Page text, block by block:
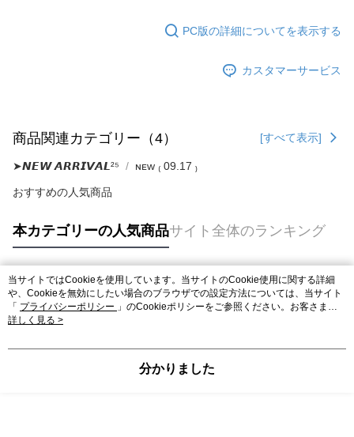
PC版の詳細についてを表示する
カスタマーサービス
商品関連カテゴリー（4） [すべて表示]
➤𝙉𝙀𝙒 𝘼𝙍𝙍𝙄𝙑𝘼𝙇²⁵ ɴᴇᴡ ₍ 09.17 ₎
おすすめの人気商品
本カテゴリーの人気商品サイト全体のランキング
人気タグ
当サイトではCookieを使用しています。当サイトのCookie使用に関する詳細
や、Cookieを無効にしたい場合のブラウザでの設定方法については、当サイト
「 プライバシーポリシー 」のCookieポリシーをご参照ください。お客さま
が、当サイトを引き続き使用される場合、当社がサイト利用規約のCookieポリ
詳しく見る >
分かりました